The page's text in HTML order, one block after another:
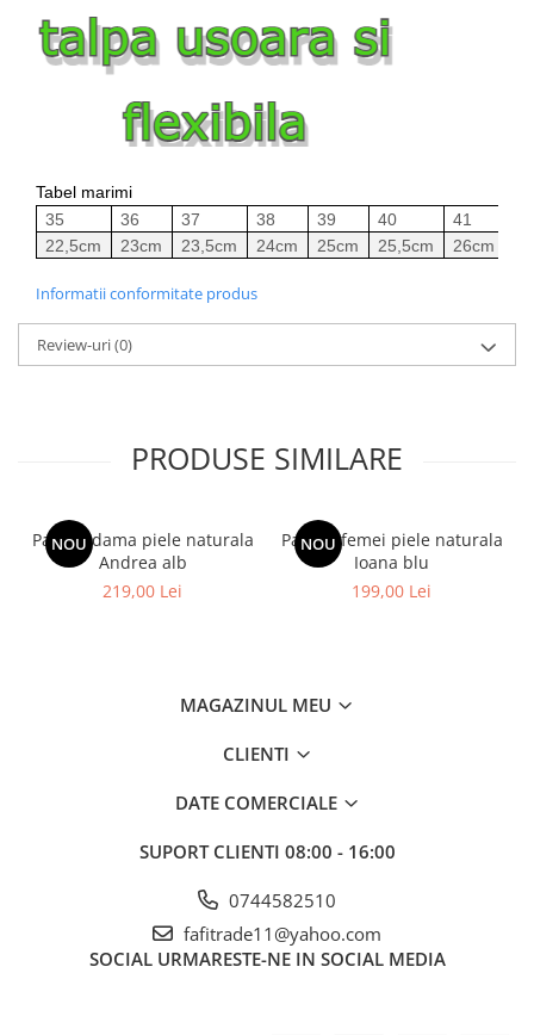
Tabel marimi
35
36 37 38 39 40 41
22,5cm
23cm 23,5cm 24cm 25cm 25,5cm 26cm
Informatii conformitate produs
Review-uri(0)
PRODUSE SIMILARE
NOU
Pantofi dama piele naturala
Andrea alb
219,00 Lei
NOU
Pantofi femei piele naturala
Ioana blu
199,00 Lei
MAGAZINUL MEU
CLIENTI
DATE COMERCIALE
SUPORT CLIENTI 08:00 - 16:00
0744582510
fafitrade11@yahoo.com
SOCIAL URMARESTE-NE IN SOCIAL MEDIA